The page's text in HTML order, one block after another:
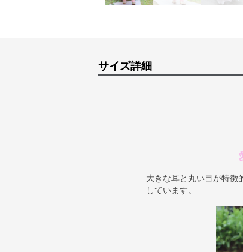
サイズ詳細
大きな耳と丸い目が特徴
しています。